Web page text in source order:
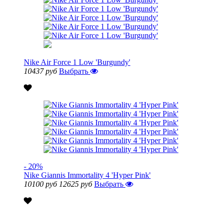
Nike Air Force 1 Low 'Burgundy'
10437 руб Выбрать
- 20%
Nike Giannis Immortality 4 'Hyper Pink'
10100 руб 12625 руб Выбрать